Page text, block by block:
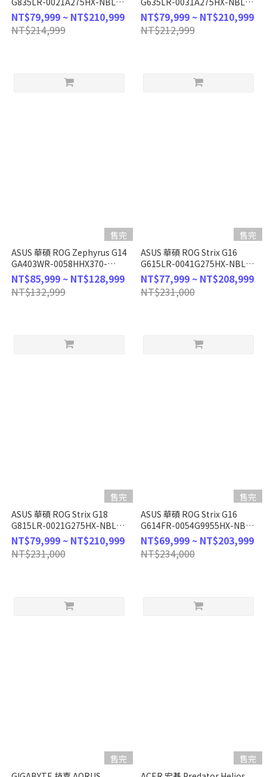
(Intel Core Ultra 9
275HX/32G/RTX
5070Ti/1TB/W11/2.5K/240Hz/18)
NT$79,999 ~ NT$210,999
NT$214,999
(Intel Core Ultra 9
275HX/32G/RTX
5070Ti/1TB/W11/2.5K/240Hz/
NT$79,999 ~ NT$210,999
NT$212,999
售完
ASUS 華碩 ROG Zephyrus G14
GA403WR-0058HHX370-
NBLO (AMD Ryzen AI 9 HX
370/64G/RTX5070Ti/1TB/W11/3K/120Hz/14)
客製化AI電競筆電
NT$85,999 ~ NT$128,999
NT$132,999
售完
ASUS 華碩 ROG Strix G16
G615LR-0041G275HX-NBL
(Intel Core Ultra 9
275HX/32G/RTX5070Ti/1TB
PCIe/W11/2.5K/240Hz/16) 客
NT$77,999 ~ NT$208,999
NT$231,000
售完
ASUS 華碩 ROG Strix G18
G815LR-0021G275HX-NBL
(Intel Core Ultra 9
275HX/32G/RTX5070Ti/1TB
PCIe/W11/2.5K/240Hz/18) 客
NT$79,999 ~ NT$210,999
NT$231,000
售完
ASUS 華碩 ROG Strix G16
G614FR-0054G9955HX-NBL
(R9-9955HX/16G/RTX
5070Ti/1TB
PCIe/W11/2.5K/240Hz/16) 客
NT$69,999 ~ NT$203,999
NT$234,000
售完
售完